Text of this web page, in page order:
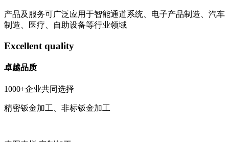
产品及服务可广泛应用于智能通道系统、电子产品制造、汽车
制造、医疗、自助设备等行业领域
Excellent quality
卓越品质
1000+企业共同选择
精密钣金加工、非标钣金加工